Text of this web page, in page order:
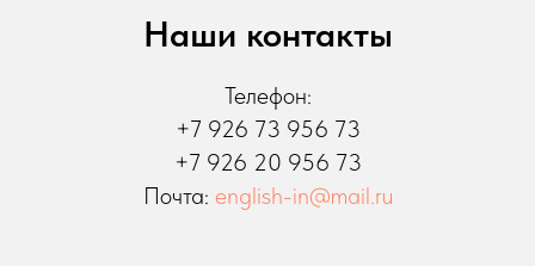
Наши контакты
Телефон:
+7 926 73 956 73
+7 926 20 956 73
Почта: english-in@mail.ru